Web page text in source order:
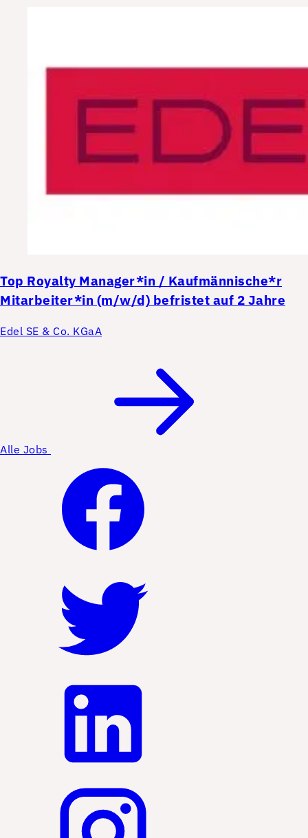
Top Royalty Manager*in / Kaufmännische*r
Mitarbeiter*in (m/w/d) befristet auf 2 Jahre
Edel SE & Co. KGaA
Alle Jobs